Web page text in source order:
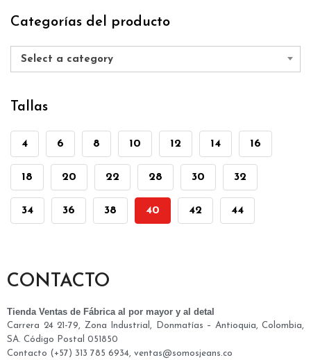
Categorías del producto
Select a category
Tallas
4 6 8 10 12 14 16
18 20 22 28 30 32
34 36 38 40 42 44
CONTACTO
Tienda Ventas de Fábrica al por mayor y al detal
Carrera 24 21-79, Zona Industrial, Donmatías – Antioquia, Colombia,
SA. Código Postal 051850
Contacto (+57) 313 785 6934, ventas@somosjeans.co